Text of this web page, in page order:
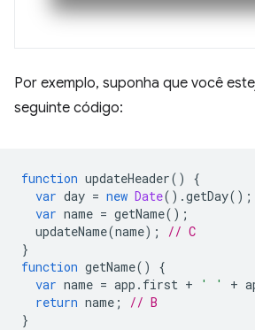
Por exemplo, suponha que você
seguinte código:
function updateHeader()
{
var day = new Date().getDay();
var name = getName();
updateName(name);
// C
}
function getName()
{
var name = app . first + ' ' +
return name ;
// B
}